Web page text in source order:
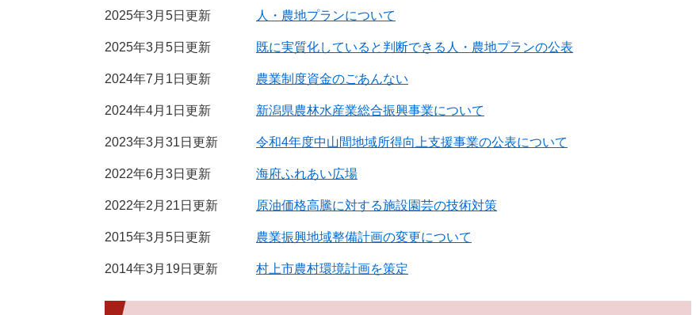
2025年3月5日更新 人・農地プランについて
2025年3月5日更新 既に実質化していると判断できる人・農地プランの公表
2024年7月1日更新 農業制度資金のごあんない
2024年4月1日更新 新潟県農林水産業総合振興事業について
2023年3月31日更新 令和4年度中山間地域所得向上支援事業の公表について
2022年6月3日更新 海府ふれあい広場
2022年2月21日更新 原油価格高騰に対する施設園芸の技術対策
2015年3月5日更新 農業振興地域整備計画の変更について
2014年3月19日更新 村上市農村環境計画を策定